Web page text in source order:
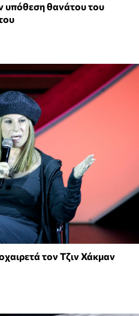
υπόθεση θανάτου του
τον Τζιν Χάκμαν